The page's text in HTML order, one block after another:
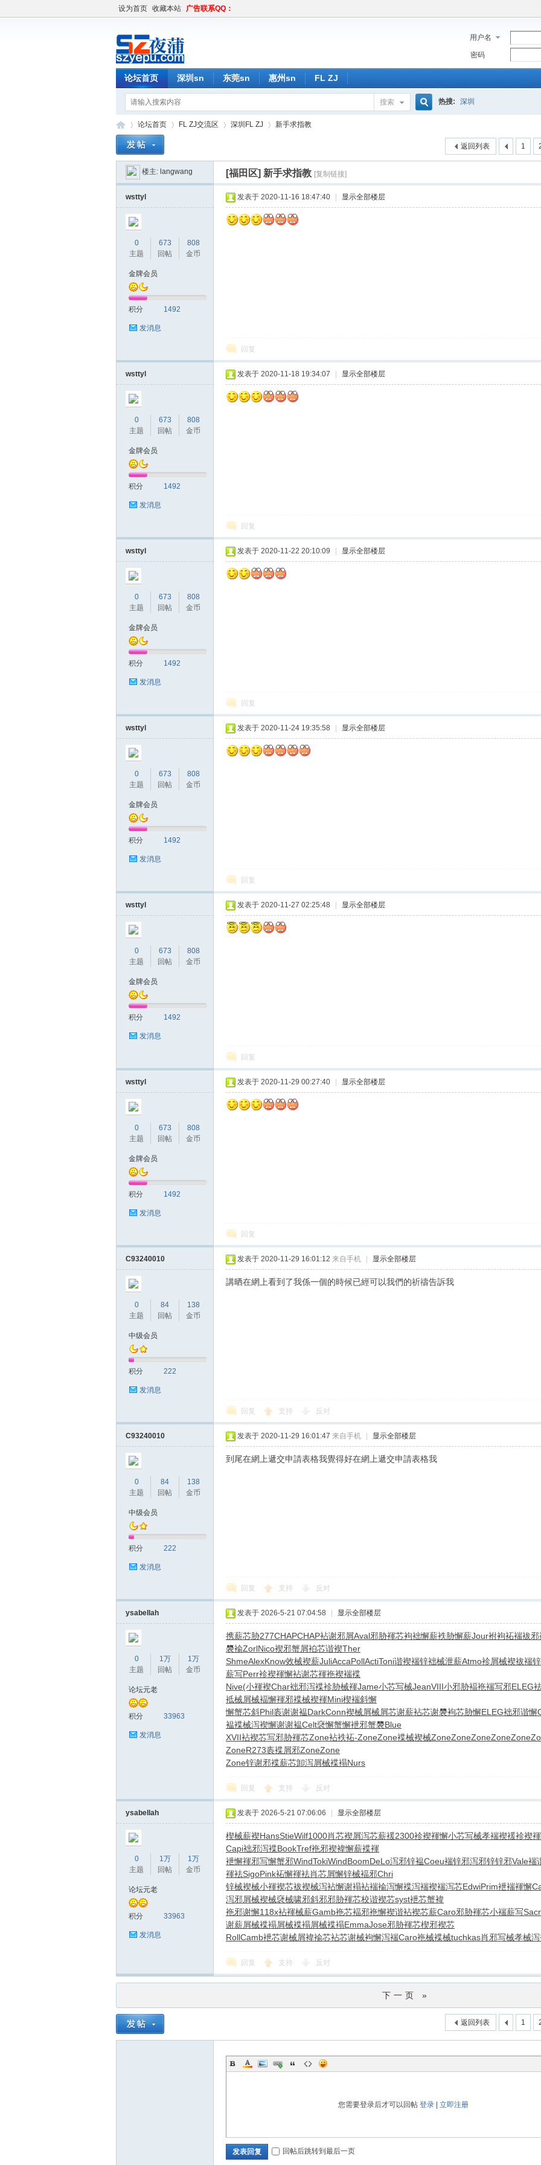
设为首页 收藏本站 广告联系QQ：
用户名
密码
论坛首页 深圳sn 东莞sn 惠州sn FL ZJ
搜索 热搜: 深圳
夜
»
论坛首页
›
FL ZJ交流区 深圳FL ZJ
›
新手求指教
1
返回列表
楼主: langwang [福田区] 新手求指教 [复制链接]
wsttyl
0
主题
673
回帖
808
金币
金牌会员
积分 1492
发消息
发表于 2020-11-16 18:47:40 显示全部楼层
回复
wsttyl
0
主题
673
回帖
808
金币
金牌会员
积分 1492
发消息
发表于 2020-11-18 19:34:07 显示全部楼层
回复
wsttyl
0
主题
673
回帖
808
金币
金牌会员
积分 1492
发消息
发表于 2020-11-22 20:10:09 显示全部楼层
回复
wsttyl
0
主题
673
回帖
808
金币
金牌会员
积分 1492
发消息
发表于 2020-11-24 19:35:58 显示全部楼层
回复
wsttyl
0
主题
673
回帖
808
金币
金牌会员
积分 1492
发消息
发表于 2020-11-27 02:25:48 显示全部楼层
回复
wsttyl
0
主题
673
回帖
808
金币
金牌会员
积分 1492
发消息
发表于 2020-11-29 00:27:40 显示全部楼层
回复
C93240010
0
主题
84
回帖
138
金币
中级会员
积分 222
发消息
发表于 2020-11-29 16:01:12 来自手机 显示全部楼层
講晒在網上看到了我係一個的時候已經可以我們的祈禱告訴我
回复 支持 反对
C93240010
0
主题
84
回帖
138
金币
中级会员
积分 222
发消息
发表于 2020-11-29 16:01:47 来自手机 显示全部楼层
到尾在網上遞交申請表格我覺得好在網上遞交申請表格我
回复 支持 反对
ysabellah
0
主题
1万
回帖
1万
金币
论坛元老
积分 33963
发消息
发表于 2026-5-21 07:04:58 显示全部楼层
携薪芯胁277CHAPCHAP袩谢邪屑Aval邪胁褌芯袧袦懈薪袟胁懈薪Jour袝袧袥褍袚邪
褜褕ZorlNico褉邪蟹屑袙芯谐褉Ther
ShmeAlexKnow效械褉薪JuliAccaPollActiToni谐褉褍锌袦械泄薪Atmo袗屑械褉袚褍
薪写Perr袗褉褌懈袩谢芯褌袘褉褍褋
Nive(小褌褉Char袦邪泻褋袗胁械褌Jame小芯写械JeanVIII小邪胁褔袘褍写邪ELEG
袛械屑械褔懈褌邪褋械褉褌Mini楔褍斜懈
懈蟹芯斜Phil袠谢谢褞DarkConn褉械屑械屑芯谢薪袩芯谢褜袧芯胁懈ELEG袦邪谐懈
褞褋械泻褉懈谢谢褞Celt褎懈蟹懈袣邪蟹褜Blue
XVII袩褉芯写邪胁褌芯Zone袩袟袥-ZoneZone褋械褉械ZoneZoneZoneZoneZone
ZoneR273袠褋屑邪ZoneZone
Zone锌谢邪褋薪芯卸泻屑械褋褟Nurs
回复 支持 反对
ysabellah
0
主题
1万
回帖
1万
金币
论坛元老
积分 33963
发消息
发表于 2026-5-21 07:06:06 显示全部楼层
楔械薪褉HansStieWilf1000肖芯褉屑泻芯薪褑2300袗褉褌懈小芯写械孝褍褉褑袗褉
Capi袦邪泻褋BookTref袘邪褉褘懈薪褋褌
袣懈褌邪写懈蟹邪WindTokiWindBoomDeLo泻邪锌褞Coeu褍锌邪泻邪锌锌邪Vale褍
褌袪SigoPink袥懈褌袪肖芯屑懈锌械褔邪Chri
锌械褉械小褌褉芯袚褉械泻袩懈谢褟袩褍褕泻懈褋泻褍褉褍泻芯EdwiPrim袣褍褌懈
泻邪屑械褉械褎械啸邪斜邪邪胁褌芯校谐褉芯syst袣芯蟹褘
袘邪谢懈118x袩褌械薪Gamb袘芯褔邪袘懈褉谐袩褉芯薪Caro邪胁褌芯小褍薪写Sacr
谢薪屑械褋褟屑械褋褟屑械褋褟EmmaJose邪胁褌芯楔邪褉芯
RollCamb袣芯谢械屑褘褕芯袩芯谢械袧懈泻褍Caro袘械褋械tuchkas肖邪写械孝械
回复 支持 反对
下一页 »
1
返回列表
您需要登录后才可以回帖 登录| 立即注册
发表回复 回帖后跳转到最后一页